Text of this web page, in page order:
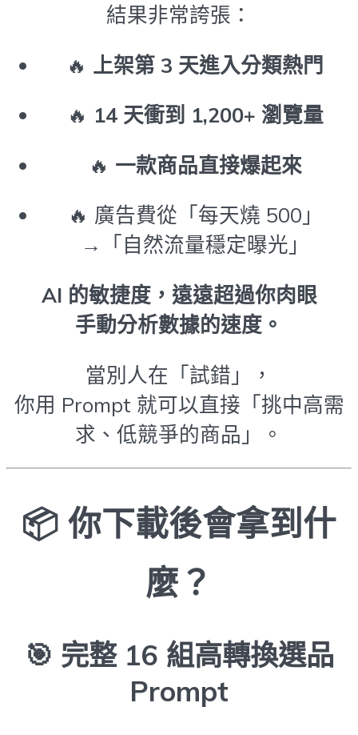
結果非常誇張：
🔥 上架第 3 天進入分類熱門
🔥 14 天衝到 1,200+ 瀏覽量
🔥 一款商品直接爆起來
🔥 廣告費從「每天燒 500」
→「自然流量穩定曝光」
AI 的敏捷度，遠遠超過你肉眼
手動分析數據的速度。
當別人在「試錯」，
你用 Prompt 就可以直接「挑中高需
求、低競爭的商品」。
📦 你下載後會拿到什
麼？
🎯 完整 16 組高轉換選品
Prompt